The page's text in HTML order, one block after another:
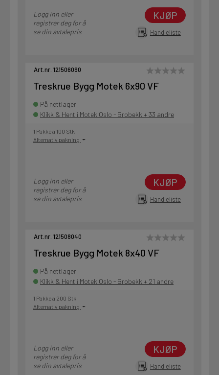
Logg inn eller
registrer deg for å
se din avtalepris
KJØP
Handleliste
Art.nr. 121506090
Treskrue Bygg Motek 6x90 VF
På nettlager
Klikk & Hent i Motek Oslo - Brobekk + 33 andre
1 Pakke a 100 Stk
Alternativ pakning
Logg inn eller
registrer deg for å
se din avtalepris
KJØP
Handleliste
Art.nr. 121508040
Treskrue Bygg Motek 8x40 VF
På nettlager
Klikk & Hent i Motek Oslo - Brobekk + 21 andre
1 Pakke a 200 Stk
Alternativ pakning
Logg inn eller
registrer deg for å
se din avtalepris
KJØP
Handleliste